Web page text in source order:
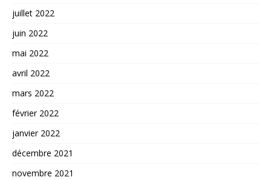
juillet 2022
juin 2022
mai 2022
avril 2022
mars 2022
février 2022
janvier 2022
décembre 2021
novembre 2021